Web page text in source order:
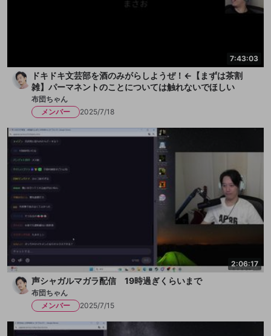
7:43:03
ドキドキ文芸部を酒のみがらしようぜ！←【まずは茶割
雑】パーマネントのことについては触れないでほしい
布団ちゃん
メンバー
2025/7/18
2:06:17
声シャガルマガラ配信 19時過ぎくらいまで
布団ちゃん
メンバー
2025/7/15